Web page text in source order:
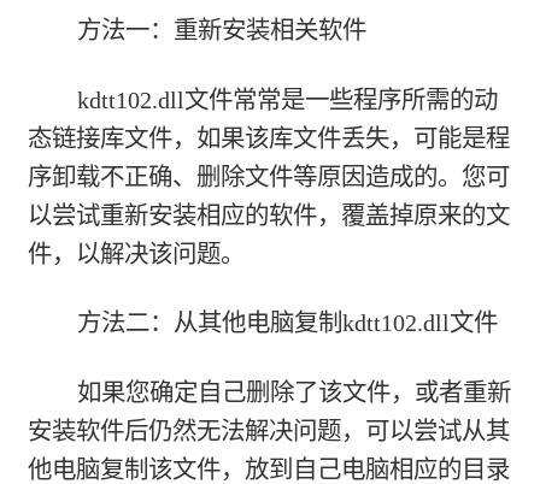
方法一：重新安装相关软件
kdtt102.dll文件常常是一些程序所需的动
态链接库文件，如果该库文件丢失，可能是程
序卸载不正确、删除文件等原因造成的。您可
以尝试重新安装相应的软件，覆盖掉原来的文
件，以解决该问题。
方法二：从其他电脑复制kdtt102.dll文件
如果您确定自己删除了该文件，或者重新
安装软件后仍然无法解决问题，可以尝试从其
他电脑复制该文件，放到自己电脑相应的目录